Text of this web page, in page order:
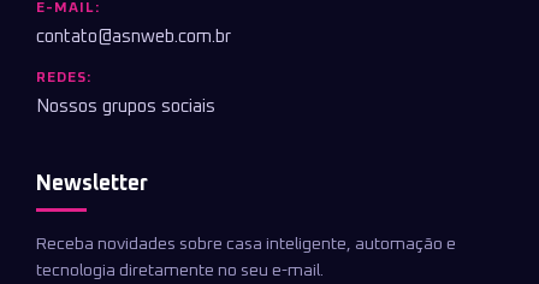
E-MAIL:
contato@asnweb.com.br
REDES:
Nossos grupos sociais
Newsletter
Receba novidades sobre casa inteligente, automação e
tecnologia diretamente no seu e-mail.